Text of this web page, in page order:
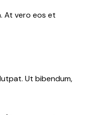
At vero eos et
Ut bibendum,